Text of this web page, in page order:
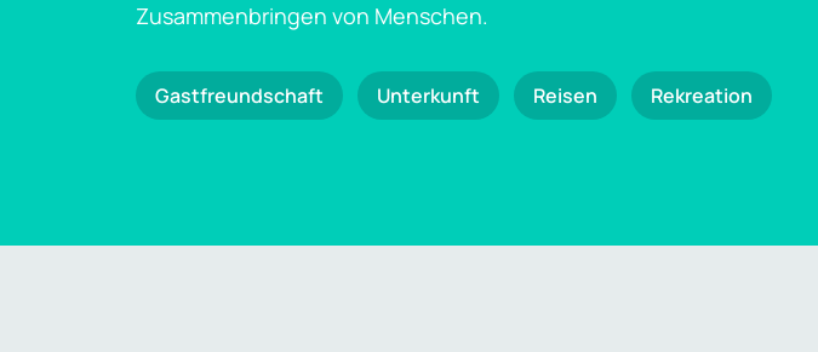
Zusammenbringen von Menschen.
Gastfreundschaft Unterkunft Reisen Rekreation